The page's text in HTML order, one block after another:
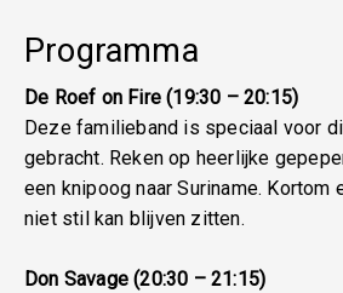
Programma
De Roef on Fire (19:30 – 20:15)
Deze familieband is speciaal voor
gebracht. Reken op heerlijke
een knipoog naar Suriname. Kortom
niet stil kan blijven zitten.
Don Savage (20:30 – 21:15)